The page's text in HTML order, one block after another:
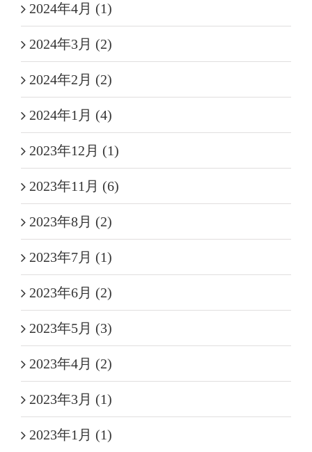
2024年4月 (1)
2024年3月 (2)
2024年2月 (2)
2024年1月 (4)
2023年12月 (1)
2023年11月 (6)
2023年8月 (2)
2023年7月 (1)
2023年6月 (2)
2023年5月 (3)
2023年4月 (2)
2023年3月 (1)
2023年1月 (1)